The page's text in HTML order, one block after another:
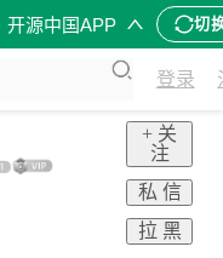
开源中国APP 切
登录
+ 关
注
私 信
拉 黑